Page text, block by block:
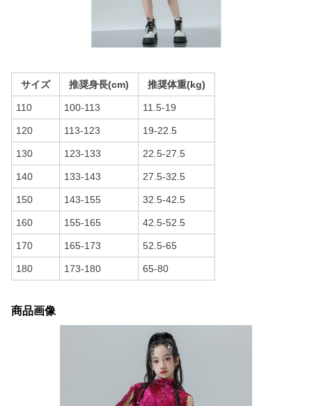
サイズ 推奨身長(cm) 推奨体重(kg)
110 100-113 11.5-19
120 113-123 19-22.5
130 123-133 22.5-27.5
140 133-143 27.5-32.5
150 143-155 32.5-42.5
160 155-165 42.5-52.5
170 165-173 52.5-65
180 173-180 65-80
商品画像